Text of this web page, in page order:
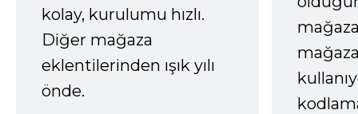
kolay, kurulumu hızlı.
Diğer mağaza
eklentilerinden ışık yılı
önde.